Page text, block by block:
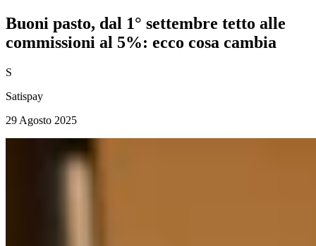
Buoni pasto, dal 1° settembre tetto alle
commissioni al 5%: ecco cosa cambia
S
Satispay
29 Agosto 2025